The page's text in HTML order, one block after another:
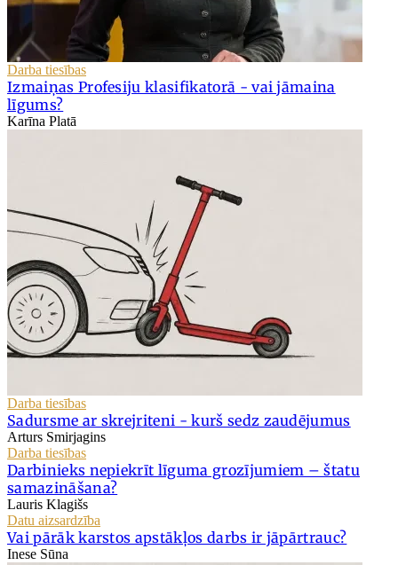
Darba tiesības
Izmaiņas Profesiju klasifikatorā - vai jāmaina
līgums?
Karīna Platā
Darba tiesības
Sadursme ar skrejriteni - kurš sedz zaudējumus
Arturs Smirjagins
Darba tiesības
Darbinieks nepiekrīt līguma grozījumiem – štatu
samazināšana?
Lauris Klagišs
Datu aizsardzība
Vai pārāk karstos apstākļos darbs ir jāpārtrauc?
Inese Sūna